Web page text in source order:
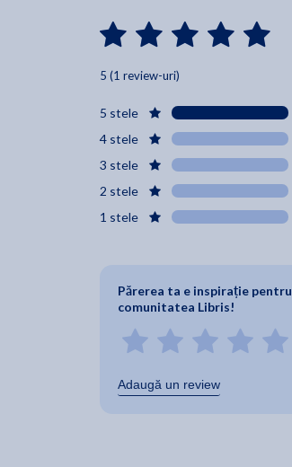
5 (1 review-uri)
5 stele
4 stele
3 stele
2 stele
1 stele
Părerea ta e inspirație pentru
comunitatea Libris!
Adaugă un review